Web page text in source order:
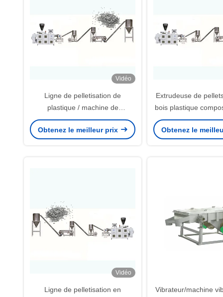
Vidéo
Ligne de pelletisation de
plastique / machine de
fabrication de granulés de PVC
200 - 1000 kg/h
Obtenez le meilleur prix
Extrudeuse de
bois plastique
LDPE / PP / PET
fabrication de
Obtenez le
Vidéo
Ligne de pelletisation en
Vibrateur/machine